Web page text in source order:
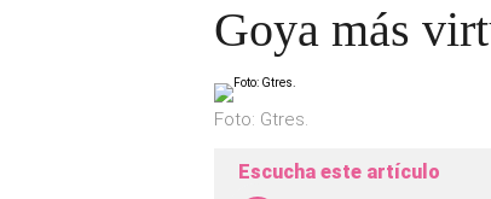
Goya más
Foto: Gtres.
Escucha este artículo